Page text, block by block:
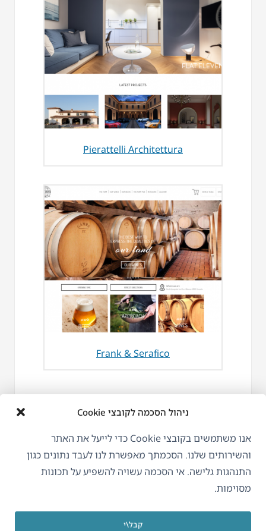
ניהול הסכמה לקובצי Cookie
אנו משתמשים בקובצי Cookie כדי לייעל את האתר
והשירותים שלנו. הסכמתך מאפשרת לנו לעבד נתונים כגון
התנהגות גלישה. אי הסכמה עשויה להשפיע על תכונות
מסוימות.
קבל\י
Pierattelli Architettura
Frank & Serafico